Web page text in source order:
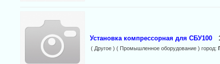
Установка компрессорная для СБУ100
( Другое ) ( Промышленное оборудование ) город: